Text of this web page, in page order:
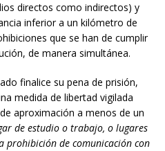
directos como indirectos) y
inferior a un kilómetro de
que se han de cumplir
de manera simultánea.
finalice su pena de prisión,
medida de libertad vigilada
aproximación a menos de un
de estudio o trabajo, o lugares
prohibición de comunicación con